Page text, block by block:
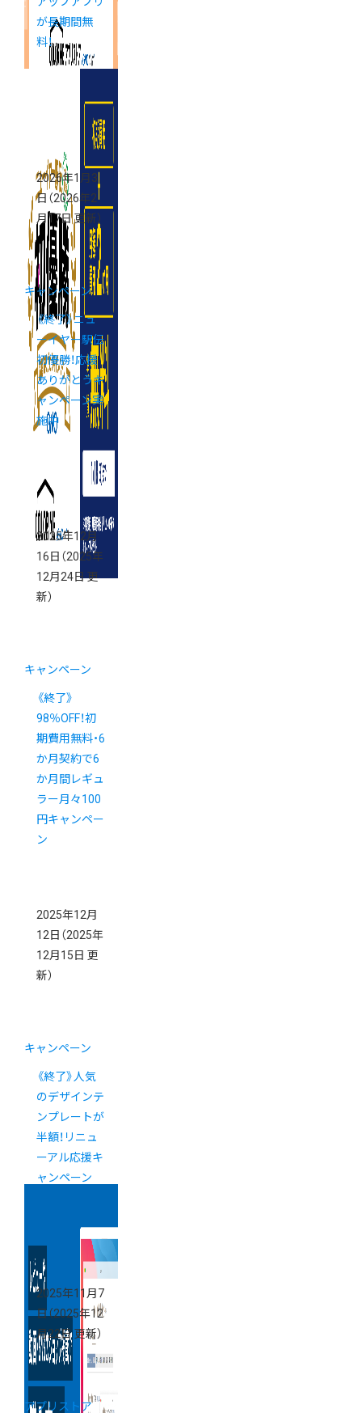
が長期間無
料！
2026年1月3
日 （2026年2
月17日 更新）
キャンペーン
《終了》ニュ
ーイヤー駅伝
初優勝！応援
ありがとうキ
ャンペーン実
施中
2025年12月
16日 （2025年
12月24日 更
新）
キャンペーン
《終了》
98％OFF！初
期費用無料・6
か月契約で6
か月間レギュ
ラー月々100
円キャンペー
ン
2025年12月
12日 （2025年
12月15日 更
新）
キャンペーン
《終了》人気
のデザインテ
ンプレートが
半額！リニュ
ーアル応援キ
ャンペーン
2025年11月7
日（2025年12
月22日 更新）
アプリストア